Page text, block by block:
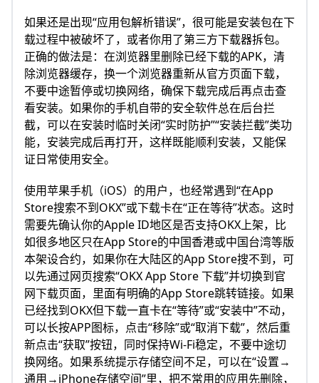
如果还是出现“应用包解析错误”，很可能是安装包在下
载过程中被破坏了，或者你用了第三方下载器拆包。
正确的做法是：在浏览器里删除已经下载的APK，清
除浏览器缓存，换一个浏览器重新从官方页面下载，
不要中途暂停或切换网络，确保下载完成后再点击查
看安装。如果你的手机自带的安全软件总在后台拦
截，可以在安装时临时关闭“实时防护”“安装拦截”类功
能，安装完成后再打开，这样既能顺利安装，又能保
证日常使用安全。
使用苹果手机（iOS）的用户，也经常遇到“在App
Store搜索不到OKX”或下载卡在“正在等待”状态。这时
需要先确认你的Apple ID地区是否支持OKX上架，比
如很多地区只在App Store的中国香港或中国台湾等版
本架设合约，如果你在大陆区的App Store搜不到，可
以先通过网页搜索“OKX App Store 下载”并切换到官
网下载页面，里面有明确的App Store跳转链接。如果
已经找到OKX但下载一直卡在“等待”或“安装中”不动，
可以长按APP图标，点击“移除”或“取消下载”，然后重
新点击“获取”按钮，同时保持Wi‑Fi稳定，不要中途切
换网络。如果系统提示存储空间不足，可以在“设置→
通用→iPhone存储空间”里，把不常用的应用先删除，